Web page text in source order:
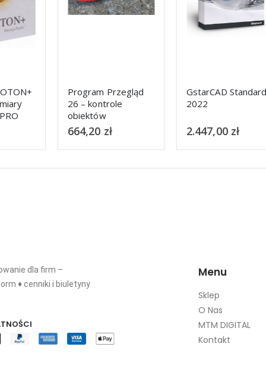
Program Przegląd
26 – kontrole
obiektów
budowlanych
Promocja dla
członków PIIB
zł
GstarCAD Standard
2.447,00zł
dla firm –
♦ cenniki i biuletyny
Menu
Sklep
O Nas
MTM DIGITAL
Kontakt